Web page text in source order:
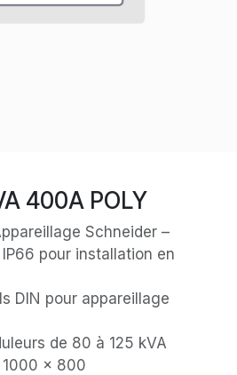
400A POLY
Schneider –
pour installation en
DIN pour appareillage
de 80 à 125 kVA
1000 x 800